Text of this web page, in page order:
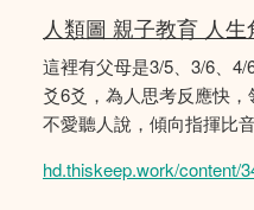
人類圖 親子教育 人生
這裡有父母是3/5、3/6、
爻6爻，為人思考反應快
不愛聽人說，傾向指揮比音
hd.thiskeep.work/content/